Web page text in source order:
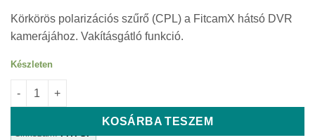
Körkörös polarizációs szűrő (CPL) a FitcamX hátsó DVR
kamerájához. Vakításgátló funkció.
Készleten
Cirkulárisan polarizáló, tükröződésgátló szűrő hátsó
KOSÁRBA TESZEM
Cikkszám:FITFSP